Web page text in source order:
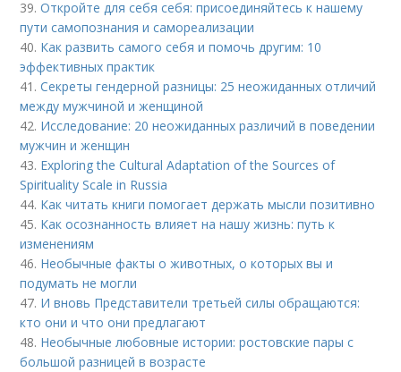
39.Откройте для себя себя: присоединяйтесь к нашему
пути самопознания и самореализации
40. Как развить самого себя и помочь другим: 10
эффективных практик
41.Секреты гендерной разницы: 25 неожиданных отличий
между мужчиной и женщиной
42. Исследование: 20 неожиданных различий в поведении
мужчин и женщин
43. Exploring the Cultural Adaptation of the Sources of
Spirituality Scale in Russia
44. Как читать книги помогает держать мысли позитивно
45. Как осознанность влияет на нашу жизнь: путь к
изменениям
46. Необычные факты о животных, о которых вы и
подумать не могли
47. И вновь Представители третьей силы обращаются:
кто они и что они предлагают
48. Необычные любовные истории: ростовские пары с
большой разницей в возрасте